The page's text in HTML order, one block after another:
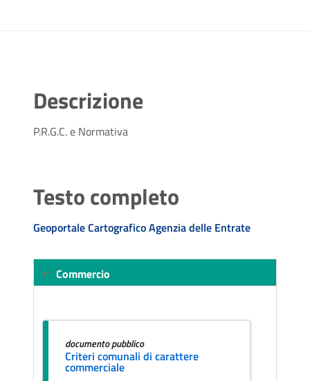
Descrizione
P.R.G.C. e Normativa
Testo completo
Geoportale Cartografico Agenzia delle Entrate
Commercio
documento pubblico
Criteri comunali di carattere
commerciale